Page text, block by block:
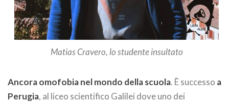
Matias Cravero, lo studente insultato
Ancora omofobia nel mondo della scuola. È successo a
Perugia, al liceo scientifico Galilei dove uno dei